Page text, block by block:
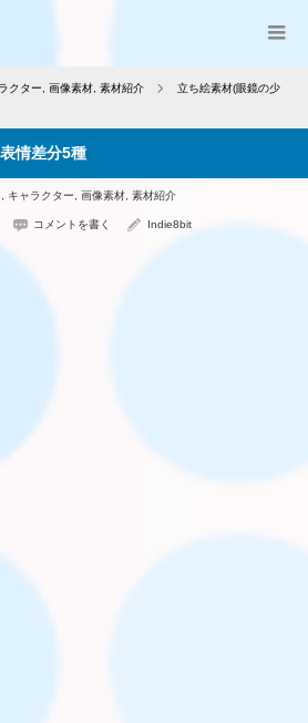
クター 画像素材 素材紹介
立ち絵素材(眼鏡の少
情差分5種
キャラクター 画像素材 素材紹介
コメントを書く Indie8bit